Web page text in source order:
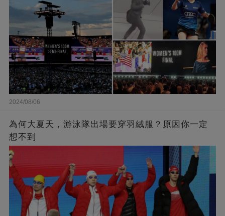
2024/08/06
為何大夏天，游泳隊出場要穿羽絨服？原因你一定
想不到